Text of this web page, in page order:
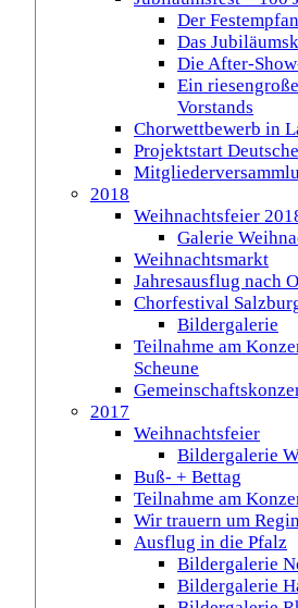
Der
Das
Die After-
Ein
Vorstands
Chorwettbewerb in
Projektstart
2018
Weihnachtsfeier
Galerie
Weihnachtsmarkt
Jahresausflug nach
Chorfestival
Bildergalerie
Teilnahme am
Scheune
2017
Weihnachtsfeier
Bildergalerie
Buß- + Bettag
Teilnahme am
Wir trauern um
Ausflug in die Pfalz
Bildergalerie
Bildergalerie